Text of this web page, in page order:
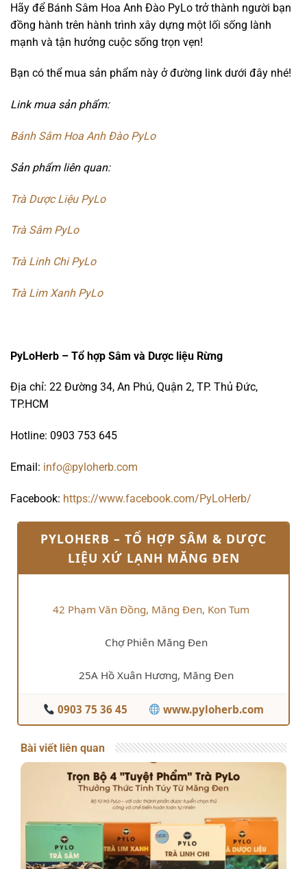
Hãy để Bánh Sâm Hoa Anh Đào PyLo trở thành người bạn
đồng hành trên hành trình xây dựng một lối sống lành
mạnh và tận hưởng cuộc sống trọn vẹn!
Bạn có thể mua sản phẩm này ở đường link dưới đây nhé!
Link mua sản phẩm:
Bánh Sâm Hoa Anh Đào PyLo
Sản phẩm liên quan:
Trà Dược Liệu PyLo
Trà Sâm PyLo
Trà Linh Chi PyLo
Trà Lim Xanh PyLo
PyLoHerb – Tổ hợp Sâm và Dược liệu Rừng
Địa chỉ: 22 Đường 34, An Phú, Quận 2, TP. Thủ Đức,
TP.HCM
Hotline: 0903 753 645
Email: info@pyloherb.com
Facebook: https://www.facebook.com/PyLoHerb/
PYLOHERB – TỔ HỢP SÂM & DƯỢC
LIỆU XỨ LẠNH MĂNG ĐEN
42 Phạm Văn Đồng, Măng Đen, Kon Tum
Chợ Phiên Măng Đen
25A Hồ Xuân Hương, Măng Đen
0903 75 36 45 www.pyloherb.com
Bài viết liên quan